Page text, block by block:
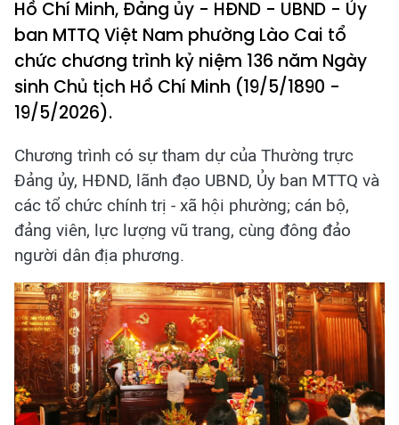
Hồ Chí Minh, Đảng ủy - HĐND - UBND - Ủy
ban MTTQ Việt Nam phường Lào Cai tổ
chức chương trình kỷ niệm 136 năm Ngày
sinh Chủ tịch Hồ Chí Minh (19/5/1890 -
19/5/2026).
Chương trình có sự tham dự của Thường trực
Đảng ủy, HĐND, lãnh đạo UBND, Ủy ban MTTQ và
các tổ chức chính trị - xã hội phường; cán bộ,
đảng viên, lực lượng vũ trang, cùng đông đảo
người dân địa phương.